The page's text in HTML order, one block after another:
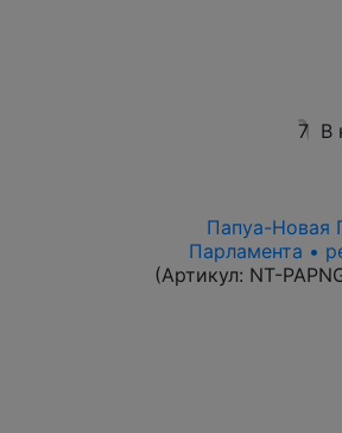
7 В
Папуа-Новая
Парламента •
(Артикул: NT-